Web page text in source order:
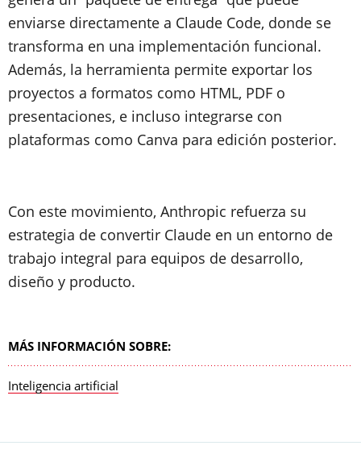
enviarse directamente a Claude Code, donde se
transforma en una implementación funcional.
Además, la herramienta permite exportar los
proyectos a formatos como HTML, PDF o
presentaciones, e incluso integrarse con
plataformas como Canva para edición posterior.
Con este movimiento, Anthropic refuerza su
estrategia de convertir Claude en un entorno de
trabajo integral para equipos de desarrollo,
diseño y producto.
MÁS INFORMACIÓN SOBRE:
Inteligencia artificial